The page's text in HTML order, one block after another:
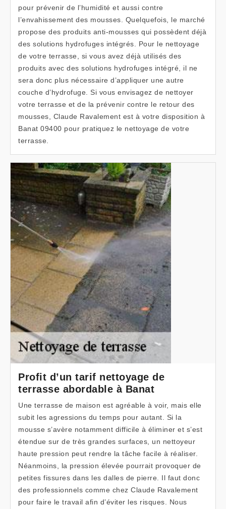
pour prévenir de l’humidité et aussi contre
l’envahissement des mousses. Quelquefois, le marché
propose des produits anti-mousses qui possèdent déjà
des solutions hydrofuges intégrés. Pour le nettoyage
de votre terrasse, si vous avez déjà utilisés des
produits avec des solutions hydrofuges intégré, il ne
sera donc plus nécessaire d’appliquer une autre
couche d’hydrofuge. Si vous envisagez de nettoyer
votre terrasse et de la prévenir contre le retour des
mousses, Claude Ravalement est à votre disposition à
Banat 09400 pour pratiquez le nettoyage de votre
terrasse.
Profit d’un tarif nettoyage de
terrasse abordable à Banat
Une terrasse de maison est agréable à voir, mais elle
subit les agressions du temps pour autant. Si la
mousse s’avère notamment difficile à éliminer et s’est
étendue sur de très grandes surfaces, un nettoyeur
haute pression peut rendre la tâche facile à réaliser.
Néanmoins, la pression élevée pourrait provoquer de
petites fissures dans les dalles de pierre. Il faut donc
des professionnels comme chez Claude Ravalement
pour faire le travail afin d’éviter les risques. Nous